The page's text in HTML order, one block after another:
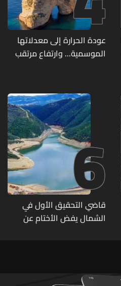
عودة الحرارة إلى معدلاتها
الموسمية... وارتفاع مرتقب
6
قاضي التحقيق الأول في
الشمال يفض الأختام عن